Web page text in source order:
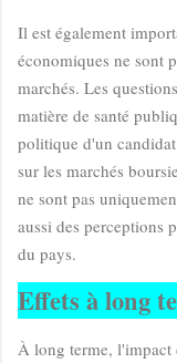
Il est également
économiques ne sont
marchés. Les
matière de santé
politique d'un
sur les marchés
ne sont pas
aussi des perceptions
du pays.
Effets à long
À long terme, l'impact